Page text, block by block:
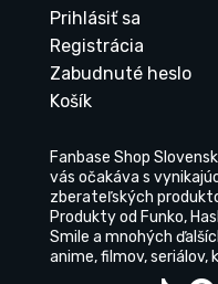
Prihlásiť sa
Registrácia
Zabudnuté heslo
Košík
Fanbase Shop
vás očakáva s
zberateľských
Produkty od Funko,
Smile a mnohých
anime, filmov, seriálov,